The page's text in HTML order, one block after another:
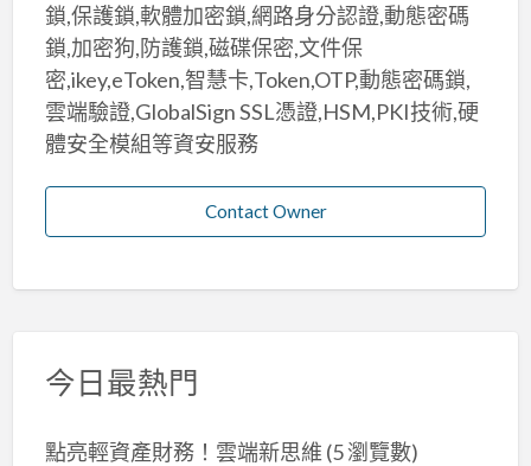
鎖,保護鎖,軟體加密鎖,網路身分認證,動態密碼
鎖,加密狗,防護鎖,磁碟保密,文件保
密,ikey,eToken,智慧卡,Token,OTP,動態密碼鎖,
雲端驗證,GlobalSign SSL憑證,HSM,PKI技術,硬
體安全模組等資安服務
Contact Owner
今日最熱門
點亮輕資產財務！雲端新思維 (5 瀏覽數)